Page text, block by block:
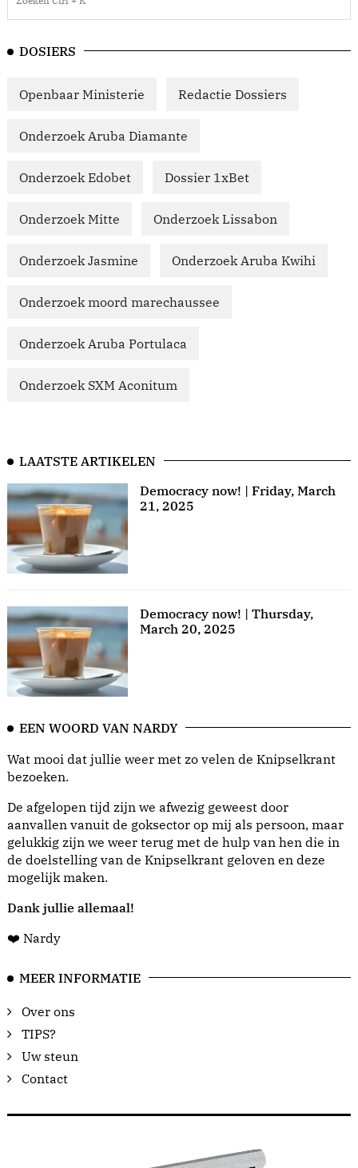
DOSIERS
Openbaar Ministerie Redactie Dossiers
Onderzoek Aruba Diamante
Onderzoek Edobet Dossier 1xBet
Onderzoek Mitte Onderzoek Lissabon
Onderzoek Jasmine Onderzoek Aruba Kwihi
Onderzoek moord marechaussee
Onderzoek Aruba Portulaca
Onderzoek SXM Aconitum
LAATSTE ARTIKELEN
Democracy now! | Friday, March
21, 2025
Democracy now! | Thursday,
March 20, 2025
EEN WOORD VAN NARDY
Wat mooi dat jullie weer met zo velen de Knipselkrant
bezoeken.
De afgelopen tijd zijn we afwezig geweest door
aanvallen vanuit de goksector op mij als persoon, maar
gelukkig zijn we weer terug met de hulp van hen die in
de doelstelling van de Knipselkrant geloven en deze
mogelijk maken.
Dank jullie allemaal!
❤️ Nardy
MEER INFORMATIE
Over ons
TIPS?
Uw steun
Contact